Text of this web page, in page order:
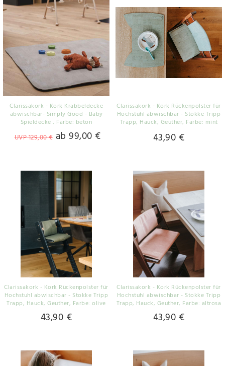
Clarissakork - Kork Krabbeldecke
abwischbar- Simply Good - Baby
Spieldecke, Farbe: beton
UVP 129,00 € ab 99,00 €
Clarissakork - Kork Rückenpolster für
Hochstuhl abwischbar - Stokke Tripp
Trapp, Hauck, Geuther, Farbe: mint
43,90 €
Clarissakork - Kork Rückenpolster für
Hochstuhl abwischbar - Stokke Tripp
Trapp, Hauck, Geuther, Farbe: olive
43,90 €
Clarissakork - Kork Rückenpolster für
Hochstuhl abwischbar - Stokke Tripp
Trapp, Hauck, Geuther, Farbe: altrosa
43,90 €